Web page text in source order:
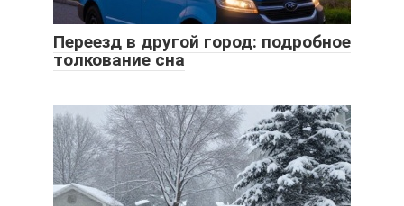
Переезд в другой город: подробное
толкование сна